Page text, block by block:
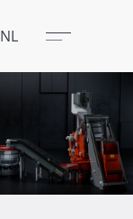
NL Menu
Sluit